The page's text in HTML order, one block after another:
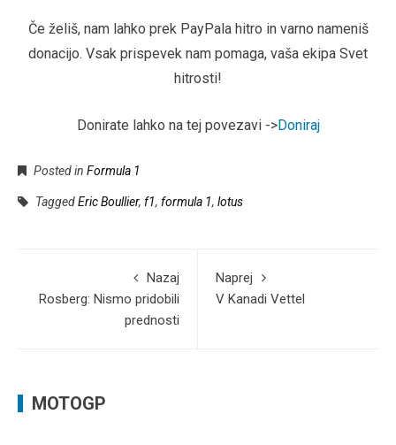
Če želiš, nam lahko prek PayPala hitro in varno nameniš
donacijo. Vsak prispevek nam pomaga, vaša ekipa Svet
hitrosti!
Donirate lahko na tej povezavi ->Doniraj
Posted in Formula 1
TaggedEric Boullier, f1, formula 1, lotus
Nazaj
Rosberg: Nismo pridobili
prednosti
Naprej
V Kanadi Vettel
MOTOGP